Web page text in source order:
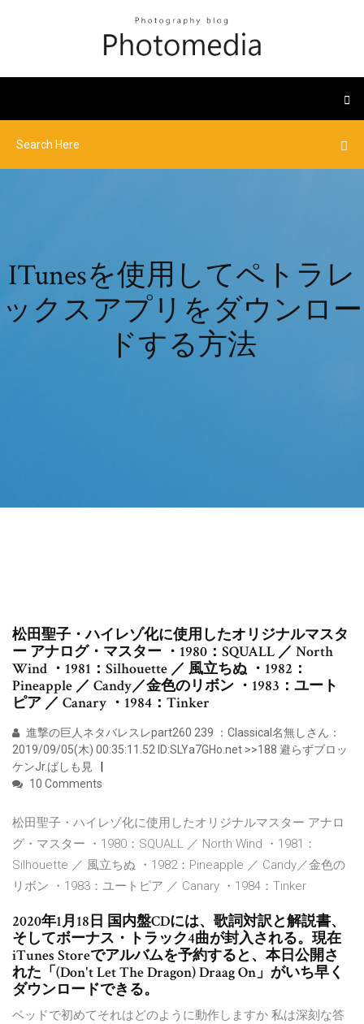
ITunesを使用してペトラレ
ックスアプリをダウンロー
ドする方法
松田聖子・ハイレゾ化に使用したオリジナルマスタ
ー アナログ・マスター ・1980：SQUALL ／ North
Wind ・1981：Silhouette ／ 風立ちぬ ・1982：
Pineapple ／ Candy／金色のリボン ・1983：ユート
ピア ／ Canary ・1984：Tinker
進撃の巨人ネタバレスレpart260 239 ：Classical名無しさん：
2019/09/05(木) 00:35:11.52 ID:SLYa7GHo.net >>188 避らずブロッ
ケンJr.ばしも見
10 Comments
松田聖子・ハイレゾ化に使用したオリジナルマスター アナロ
グ・マスター ・1980：SQUALL ／ North Wind ・1981：
Silhouette ／ 風立ちぬ ・1982：Pineapple ／ Candy／金色の
リボン ・1983：ユートピア ／ Canary ・1984：Tinker
2020年1月18日 国内盤CDには、歌詞対訳と解説書、
そしてボーナス・トラック4曲が封入される。現在
iTunes Storeでアルバムを予約すると、本日公開さ
れた「(Don't Let The Dragon) Draag On」がいち早く
ダウンロードできる。
ベッドで初めてそれはどのように動作しますか 私は深刻な答